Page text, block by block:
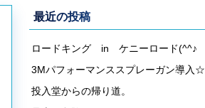
最近の投稿
ロードキング in ケニーロード(^^♪
3Mパフォーマンススプレーガン導入☆
投入堂からの帰り道。